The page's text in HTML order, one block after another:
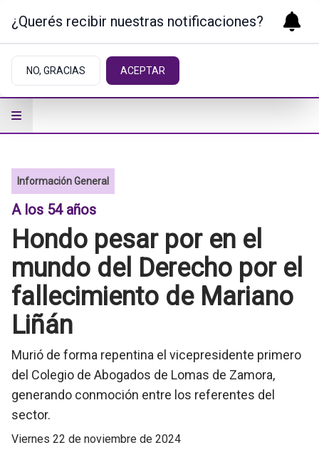
Información General
A los 54 años
Hondo pesar por en el
mundo del Derecho por el
fallecimiento de Mariano
Liñán
Murió de forma repentina el vicepresidente primero
del Colegio de Abogados de Lomas de Zamora,
generando conmoción entre los referentes del
sector.
viernes 22 de noviembre de 2024
¿Querés recibir nuestras notificaciones?
NO, GRACIAS ACEPTAR